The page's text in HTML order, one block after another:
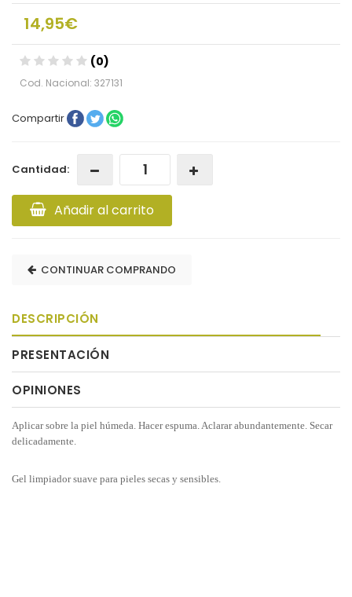
14,95€
(0)
Cod. Nacional: 327131
Compartir
Cantidad:
Añadir al carrito
CONTINUAR COMPRANDO
DESCRIPCIÓN
PRESENTACIÓN
OPINIONES
Aplicar sobre la piel húmeda. Hacer espuma. Aclarar abundantemente. Secar
delicadamente.
Gel limpiador suave para pieles secas y sensibles.